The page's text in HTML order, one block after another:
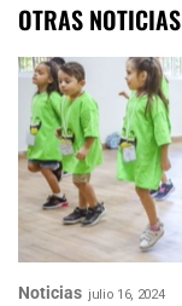
OTRAS NOTICIAS
Noticias julio 16, 2024